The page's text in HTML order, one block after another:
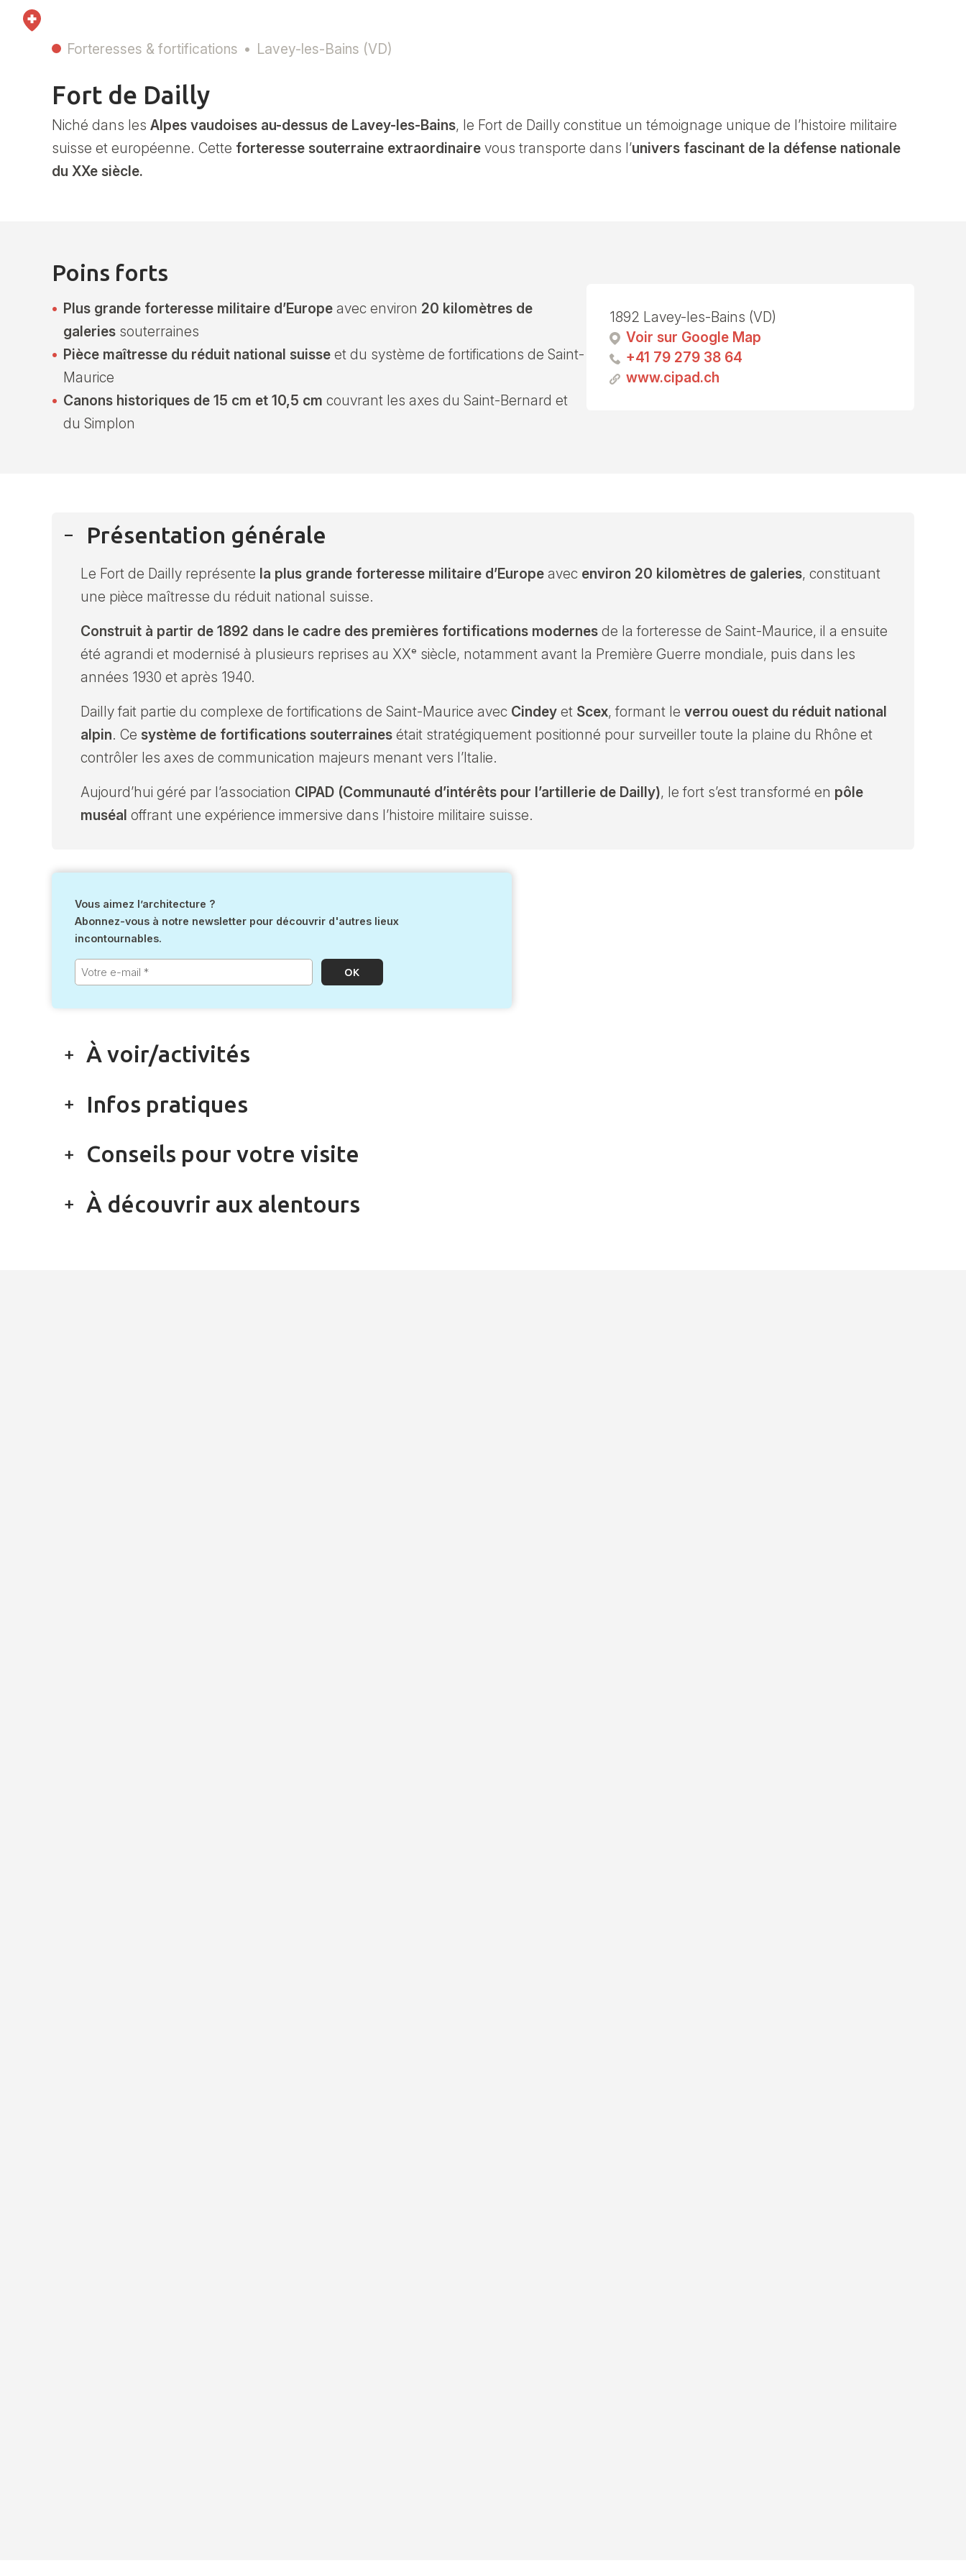
Forteresses & fortifications Lavey-les-Bains (VD)
Fort de Dailly
Niché dans les Alpes vaudoises au-dessus de Lavey-les-Bains, le Fort de Dailly constitue un témoignage unique de l’histoire militaire
suisse et européenne. Cette forteresse souterraine extraordinaire vous transporte dans l’univers fascinant de la défense nationale
du XXe siècle.
Poins forts
Plus grande forteresse militaire d’Europe avec environ 20 kilomètres de
galeries souterraines
Pièce maîtresse du réduit national suisse et du système de fortifications de Saint-
Maurice
Canons historiques de 15 cm et 10,5 cm couvrant les axes du Saint-Bernard et
du Simplon
1892 Lavey-les-Bains (VD)
Voir sur Google Map
+41 79 279 38 64
www.cipad.ch
Présentation générale
Le Fort de Dailly représente la plus grande forteresse militaire d’Europe avec environ 20 kilomètres de galeries, constituant
une pièce maîtresse du réduit national suisse.
Construit à partir de 1892 dans le cadre des premières fortifications modernes de la forteresse de Saint-Maurice, il a ensuite
été agrandi et modernisé à plusieurs reprises au XXᵉ siècle, notamment avant la Première Guerre mondiale, puis dans les
années 1930 et après 1940.
Dailly fait partie du complexe de fortifications de Saint-Maurice avec Cindey et Scex, formant le verrou ouest du réduit national
alpin. Ce système de fortifications souterraines était stratégiquement positionné pour surveiller toute la plaine du Rhône et
contrôler les axes de communication majeurs menant vers l’Italie.
Aujourd’hui géré par l’association CIPAD (Communauté d’intérêts pour l’artillerie de Dailly), le fort s’est transformé en pôle
muséal offrant une expérience immersive dans l’histoire militaire suisse.
Vous aimez l’architecture ?
Abonnez-vous à notre newsletter pour découvrir d'autres lieux
incontournables.
Votre
e-
mail
À voir/activités
Infos pratiques
Conseils pour votre visite
À découvrir aux alentours